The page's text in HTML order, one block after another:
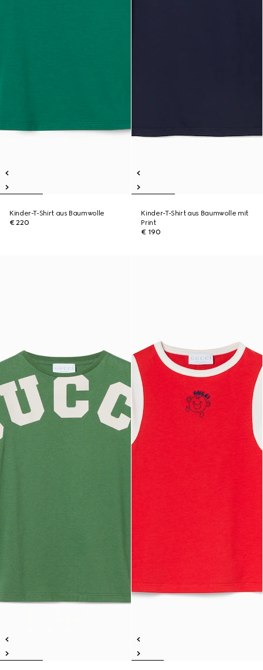
Kinder-T-Shirt aus Baumwolle
€ 220
Kinder-T-Shirt aus Baumwolle mit
Print
€ 190